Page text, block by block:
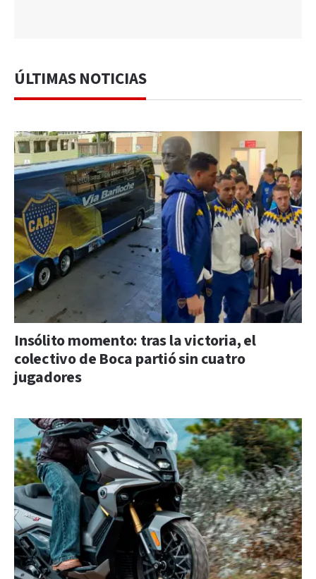
ÚLTIMAS NOTICIAS
Insólito momento: tras la victoria, el
colectivo de Boca partió sin cuatro
jugadores